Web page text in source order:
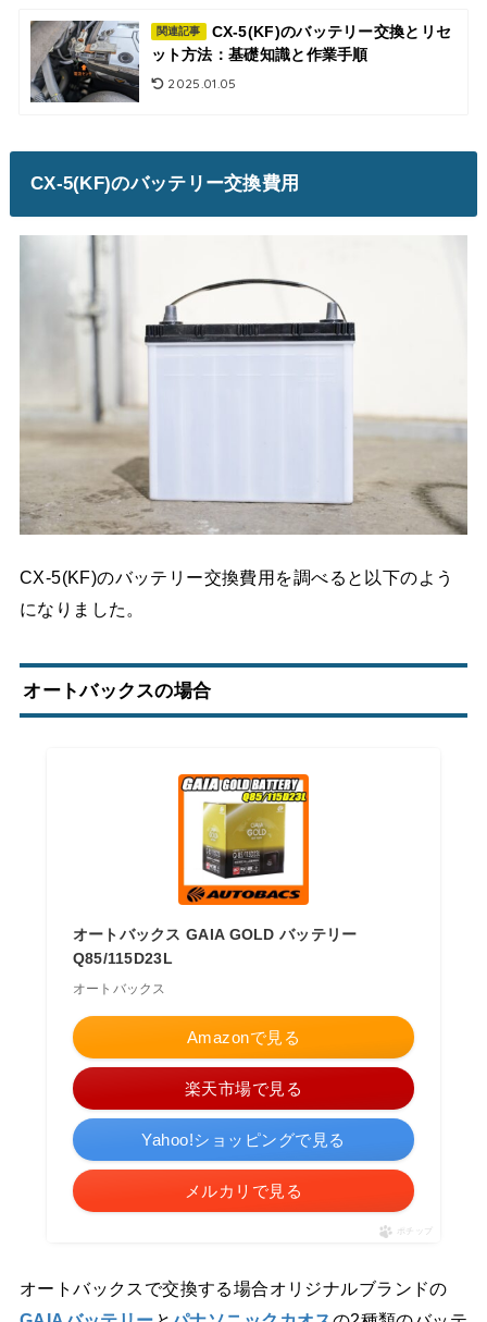
関連記事
CX-5(KF)のバッテリー交換とリセ
ット方法：基礎知識と作業手順
2025.01.05
CX-5(KF)のバッテリー交換費用
CX-5(KF)のバッテリー交換費用を調べると以下のよう
になりました。
オートバックスの場合
オートバックス GAIA GOLD バッテリー
Q85/115D23L
オートバックス
Amazonで見る
楽天市場で見る
Yahoo!ショッピングで見る
メルカリで見る
ポチップ
オートバックスで交換する場合オリジナルブランドの